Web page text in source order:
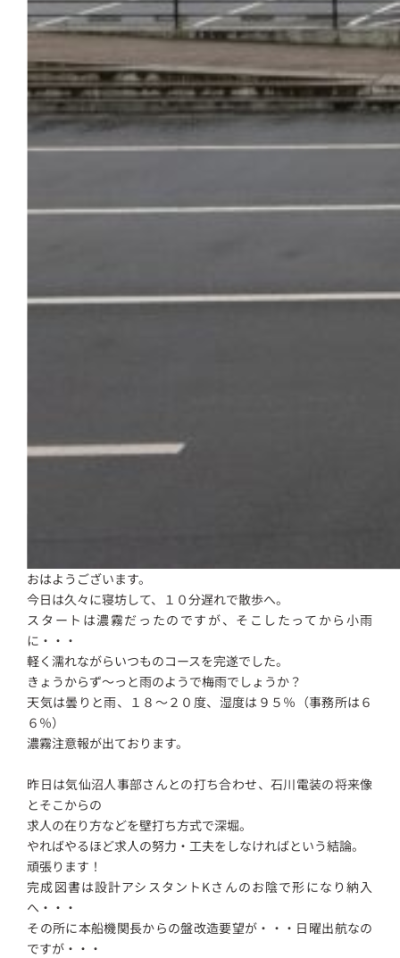
おはようございます。
今日は久々に寝坊して、１０分遅れで散歩へ。
スタートは濃霧だったのですが、そこしたってから小雨
に・・・
軽く濡れながらいつものコースを完遂でした。
きょうからず～っと雨のようで梅雨でしょうか？
天気は曇りと雨、１８～２０度、湿度は９５％（事務所は６
６％）
濃霧注意報が出ております。
昨日は気仙沼人事部さんとの打ち合わせ、石川電装の将来像
とそこからの
求人の在り方などを壁打ち方式で深堀。
やればやるほど求人の努力・工夫をしなければという結論。
頑張ります！
完成図書は設計アシスタントKさんのお陰で形になり納入
へ・・・
その所に本船機関長からの盤改造要望が・・・日曜出航なの
ですが・・・